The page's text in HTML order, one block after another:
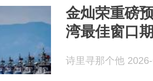
金灿荣重磅
湾最佳窗口
诗里寻那个他